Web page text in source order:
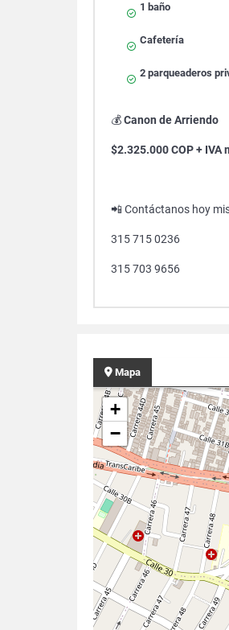
1 baño
Cafetería
2 parqueaderos
💰Canon de Arriendo
$2.325.000 COP + IVA
📲 Contáctanos hoy
315 715 0236
315 703 9656
Mapa
+
−